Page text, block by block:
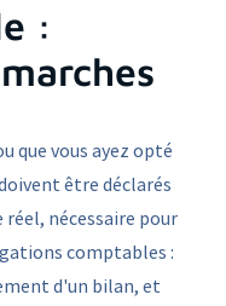
:
que vous ayez opté
être déclarés
réel, nécessaire pour
comptables :
d'un bilan, et